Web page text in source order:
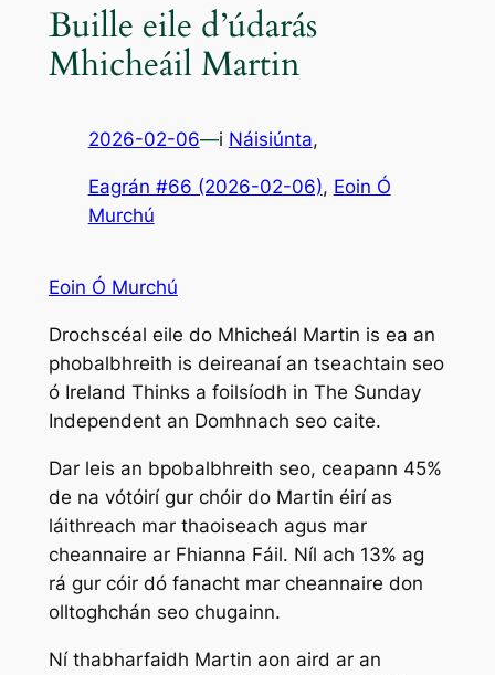
Buille eile d’údarás
Mhicheáil Martin
2026-02-06—i Náisiúnta,
Eagrán #66 (2026-02-06), Eoin Ó
Murchú
Eoin Ó Murchú
Drochscéal eile do Mhicheál Martin is ea an
phobalbhreith is deireanaí an tseachtain seo
ó Ireland Thinks a foilsíodh in The Sunday
Independent an Domhnach seo caite.
Dar leis an bpobalbhreith seo, ceapann 45%
de na vótóirí gur chóir do Martin éirí as
láithreach mar thaoiseach agus mar
cheannaire ar Fhianna Fáil. Níl ach 13% ag
rá gur cóir dó fanacht mar cheannaire don
olltoghchán seo chugainn.
Ní thabharfaidh Martin aon aird ar an